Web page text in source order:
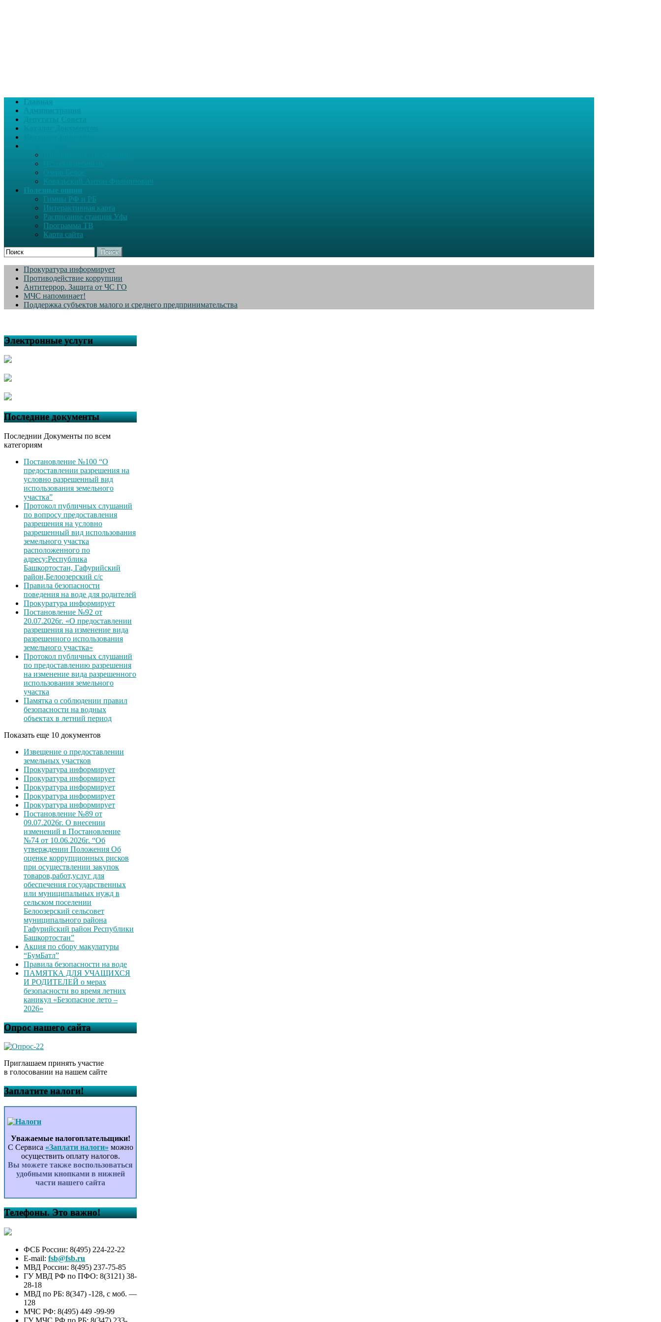
Главная
Администрация
Ковальский Антон Филиппович
Полезные опции
Гимны РФ и РБ
Интерактивная карта
Расписание станция Уфа
Программа ТВ
Карта сайта
Поиск
Прокуратура информирует
Противодействие коррупции
Антитеррор. Защита от ЧС ГО
МЧС напоминает!
Поддержка субъектов малого и среднего предпринимательства
Электронные услуги
Последние документы
Последнии Документы по всем
категориям
Постановление №100 “О
предоставлении разрешения на
условно разрешенный вид
использования земельного
участка”
Протокол публичных слушаний
по вопросу предоставления
разрешения на условно
разрешенный вид использования
земельного участка
расположенного по
адресу:Республика
Башкортостан, Гафурийский
район,Белоозерский с/с
Правила безопасности
поведения на воде для родителей
Прокуратура информирует
Постановление №92 от
20.07.2026г. «О предоставлении
разрешения на изменение вида
разрешенного использования
земельного участка»
Протокол публичных слушаний
по предоставлению разрешения
на изменение вида разрешенного
использования земельного
участка
Памятка о соблюдении правил
безопасности на водных
объектах в летний период
Показать еще 10 документов
Извещение о предоставлении
земельных участков
Прокуратура информирует
Прокуратура информирует
Прокуратура информирует
Прокуратура информирует
Прокуратура информирует
Постановление №89 от
09.07.2026г. О внесении
изменений в Постановление
№74 от 10.06.2026г. “Об
утверждении Положения Об
оценке коррупционных рисков
при осуществлении закупок
товаров,работ,услуг для
обеспечения государственных
или муниципальных нужд в
сельском поселении
Белоозерский сельсовет
муниципального района
Гафурийский район Республики
Башкортостан”
Акция по сбору макулатуры
“БумБатл”
Правила безопасности на воде
ПАМЯТКА ДЛЯ УЧАЩИХСЯ
И РОДИТЕЛЕЙ о мерах
безопасности во время летних
каникул «Безопасное лето –
2026»
Опрос нашего сайта
Приглашаем принять участие
в голосовании на нашем сайте
Заплатите налоги!
Уважаемые налогоплательщики!
С Сервиса «Заплати налоги» можно
осуществить оплату налогов.
Вы можете также воспользоваться
удобными кнопками в нижней
части нашего сайта
Телефоны. Это важно!
ФСБ России: 8(495) 224-22-22
E-mail: fsb@fsb.ru
МВД России: 8(495) 237-75-85
ГУ МВД РФ по ПФО: 8(3121) 38-
28-18
МВД по РБ: 8(347) -128, с моб. —
128
МЧС РФ: 8(495) 449 -99-99